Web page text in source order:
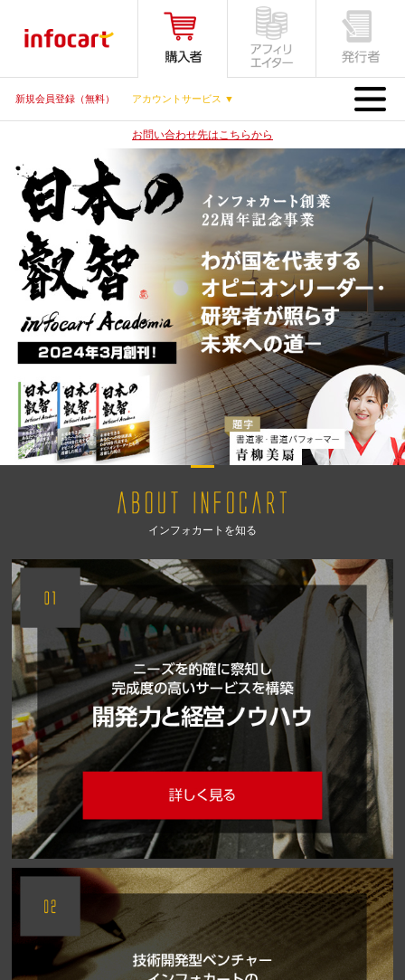
新規会員登録（無料） アカウントサービス ▼ MENU
お問い合わせ先はこちらから
インフォカートを知る